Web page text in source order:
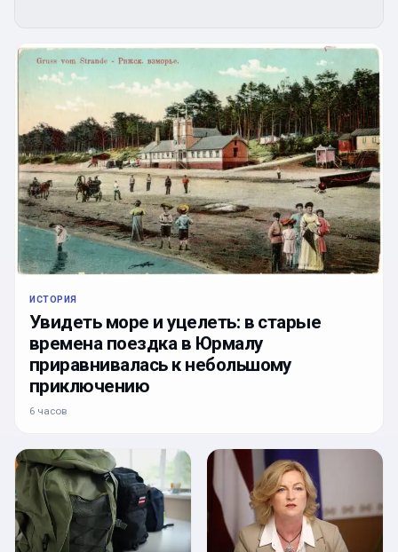
ИСТОРИЯ
Увидеть море и уцелеть: в старые
времена поездка в Юрмалу
приравнивалась к небольшому
приключению
6 часов